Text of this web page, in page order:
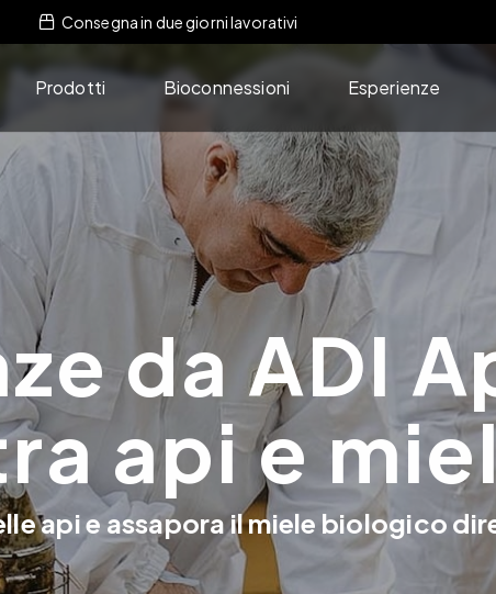
Consegna in due giorni lavorativi
Prodotti Bioconnessioni Esperienze
da ADI
api e
api e assapora il miele biologico